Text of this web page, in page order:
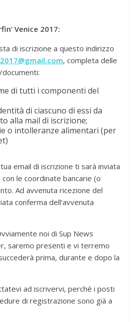
Venice 2017:
di iscrizione a questo indirizzo
, completa delle
di tutti i componenti del
di ciascuno di essi da
alla mail di iscrizione;
o intolleranze alimentari (per
email di iscrizione ti sarà inviata
le coordinate bancarie (o
Ad avvenuta ricezione del
conferma dell’avvenuta
noi di Sup News
saremo presenti e vi terremo
prima, durante e dopo la
ad iscrivervi, perché i posti
di registrazione sono già a